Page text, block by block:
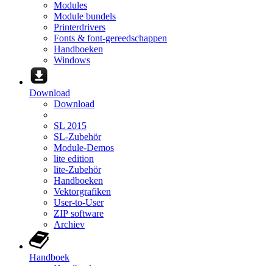
Modules
Module bundels
Printerdrivers
Fonts & font-gereedschappen
Handboeken
Windows
Download
Download
SL 2015
SL-Zubehör
Module-Demos
lite edition
lite-Zubehör
Handboeken
Vektorgrafiken
User-to-User
ZIP software
Archiev
Handboek